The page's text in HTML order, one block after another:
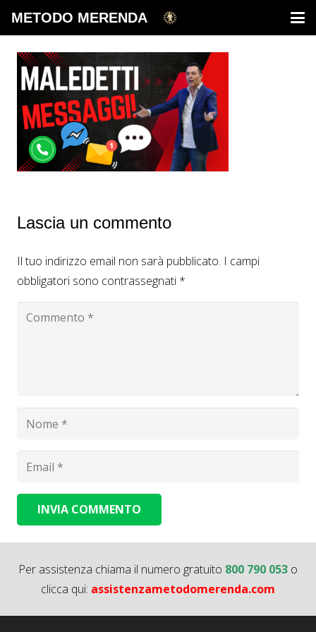
METODO MERENDA
Lascia un commento
Il tuo indirizzo email non sarà pubblicato. I campi
obbligatori sono contrassegnati *
INVIA COMMENTO
Per assistenza chiama il numero gratuito 800 790 053 o
clicca qui: assistenzametodomerenda.com